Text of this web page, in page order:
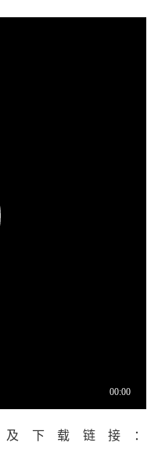
及下载链接：